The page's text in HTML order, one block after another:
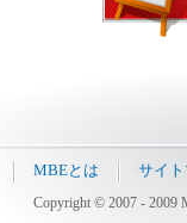
MBEとは
サイ
Copyright © 2007 - 2009